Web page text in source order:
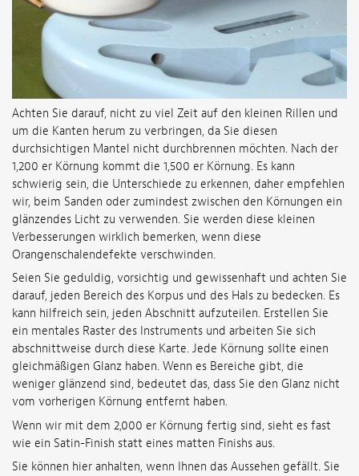
Achten Sie darauf, nicht zu viel Zeit auf den kleinen Rillen und
um die Kanten herum zu verbringen, da Sie diesen
durchsichtigen Mantel nicht durchbrennen möchten. Nach der
1,200 er Körnung kommt die 1,500 er Körnung. Es kann
schwierig sein, die Unterschiede zu erkennen, daher empfehlen
wir, beim Sanden oder zumindest zwischen den Körnungen ein
glänzendes Licht zu verwenden. Sie werden diese kleinen
Verbesserungen wirklich bemerken, wenn diese
Orangenschalendefekte verschwinden.
Seien Sie geduldig, vorsichtig und gewissenhaft und achten Sie
darauf, jeden Bereich des Korpus und des Hals zu bedecken. Es
kann hilfreich sein, jeden Abschnitt aufzuteilen. Erstellen Sie
ein mentales Raster des Instruments und arbeiten Sie sich
abschnittweise durch diese Karte. Jede Körnung sollte einen
gleichmäßigen Glanz haben. Wenn es Bereiche gibt, die
weniger glänzend sind, bedeutet das, dass Sie den Glanz nicht
vom vorherigen Körnung entfernt haben.
Wenn wir mit dem 2,000 er Körnung fertig sind, sieht es fast
wie ein Satin-Finish statt eines matten Finishs aus.
Sie können hier anhalten, wenn Ihnen das Aussehen gefällt. Sie